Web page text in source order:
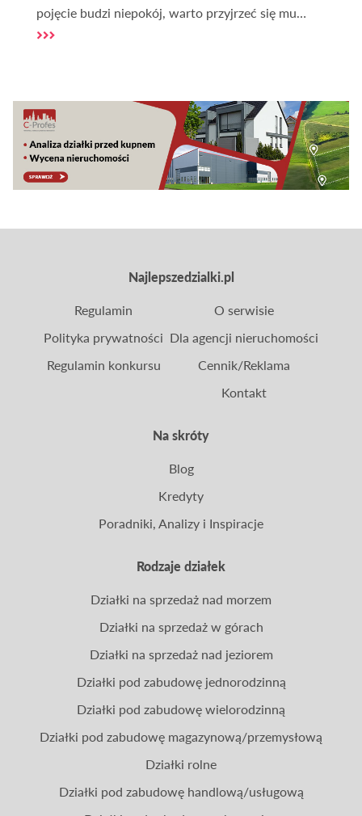
pojęcie budzi niepokój, warto przyjrzeć się mu
chłodnym okiem eksperta. Na początku 2026 roku
ewentualną ewolucją systemu tego typu danin.
Najlepszedzialki.pl
Na skróty
Rodzaje działek
Regulamin
Polityka prywatności
Regulamin konkursu
O serwisie
Dla agencji nieruchomości
Cennik/Reklama
Kontakt
Blog
Kredyty
Poradniki, Analizy i Inspiracje
Działki na sprzedaż nad morzem
Działki na sprzedaż w górach
Działki na sprzedaż nad jeziorem
Działki pod zabudowę jednorodzinną
Działki pod zabudowę wielorodzinną
Działki pod zabudowę magazynową/przemysłową
Działki rolne
Działki pod zabudowę handlową/usługową